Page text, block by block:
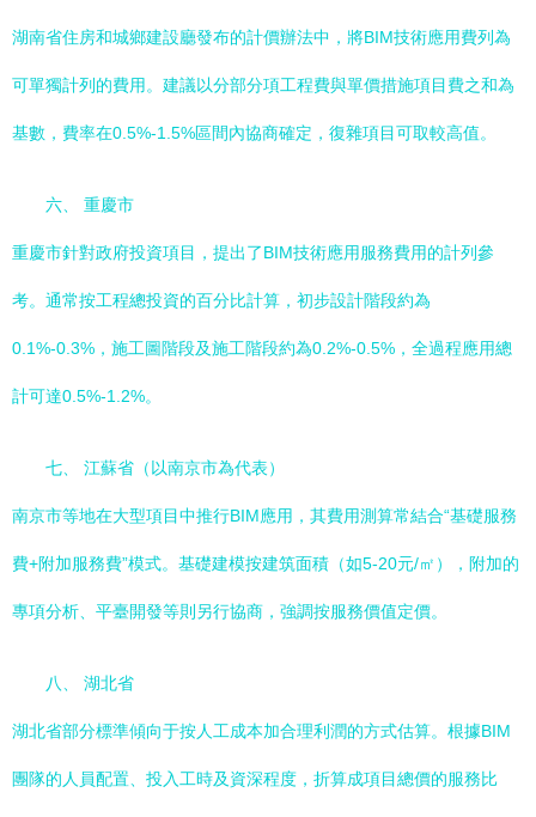
湖南省住房和城鄉建設廳發布的計價辦法中，將BIM技術應用費列為
可單獨計列的費用。建議以分部分項工程費與單價措施項目費之和為
基數，費率在0.5%-1.5%區間內協商確定，復雜項目可取較高值。
六、 重慶市
重慶市針對政府投資項目，提出了BIM技術應用服務費用的計列參
考。通常按工程總投資的百分比計算，初步設計階段約為
0.1%-0.3%，施工圖階段及施工階段約為0.2%-0.5%，全過程應用總
計可達0.5%-1.2%。
七、 江蘇省（以南京市為代表）
南京市等地在大型項目中推行BIM應用，其費用測算常結合“基礎服務
費+附加服務費”模式。基礎建模按建筑面積（如5-20元/㎡），附加的
專項分析、平臺開發等則另行協商，強調按服務價值定價。
八、 湖北省
湖北省部分標準傾向于按人工成本加合理利潤的方式估算。根據BIM
團隊的人員配置、投入工時及資深程度，折算成項目總價的服務比